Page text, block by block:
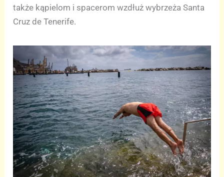
także kąpielom i spacerom wzdłuż wybrzeża Santa
Cruz de Tenerife.